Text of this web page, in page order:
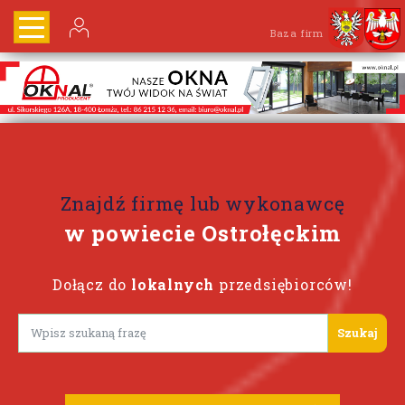
Baza firm
Znajdź firmę lub wykonawcę
w powiecie Ostrołęckim
Dołącz do lokalnych przedsiębiorców!